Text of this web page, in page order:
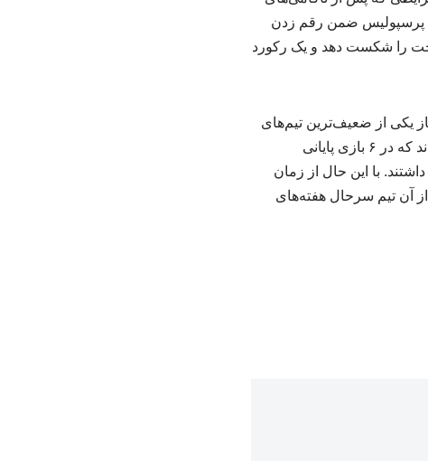
پرسپولیس ضمن رقم زدن
سرخپوشان پایتخت را شکست دهد و یک رکورد
۷ بازی ابتدایی نیم‌فصل دوم لیگ برتر متحمل ۵ باخت شده و با کسب تنها ۶ امتیاز یکی از ضعیف‌ترین تیم‌های
نیم‌فصل دوم محسوب می‌شود. سرخپوشان پایتخت در شرایطی این آمار ضعیف را ثبت کرده‌اند که در ۶ بازی پایانی
دوم داشتند. با این حال از زمان
آن تیم سرحال هفته‌های